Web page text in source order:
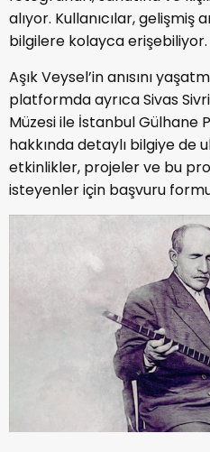
alıyor. Kullanıcılar,
bilgilere kolayca erişebiliyor.
Aşık Veysel’in anısını
platformda ayrıca Sivas
Müzesi ile İstanbul Gülhane
hakkında detaylı bilgiye de
etkinlikler, projeler ve bu
isteyenler için başvuru